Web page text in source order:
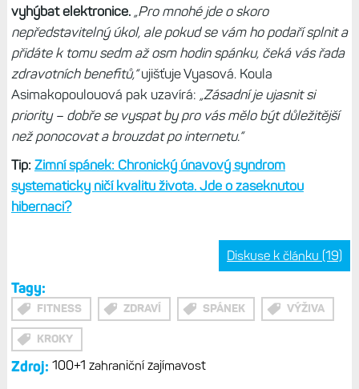
vyhýbat elektronice. „Pro mnohé jde o skoro
nepředstavitelný úkol, ale pokud se vám ho podaří splnit a
přidáte k tomu sedm až osm hodin spánku, čeká vás řada
zdravotních benefitů,“ujišťuje Vyasová. Koula
Asimakopoulouová pak uzavírá: „Zásadní je ujasnit si
priority – dobře se vyspat by pro vás mělo být důležitější
než ponocovat a brouzdat po internetu.“
Tip: Zimní spánek: Chronický únavový syndrom
systematicky ničí kvalitu života. Jde o zaseknutou
hibernaci?
Diskuse k článku (19)
Tagy:
FITNESS ZDRAVÍ SPÁNEK VÝŽIVA
KROKY
Zdroj: 100+1 zahraniční zajímavost